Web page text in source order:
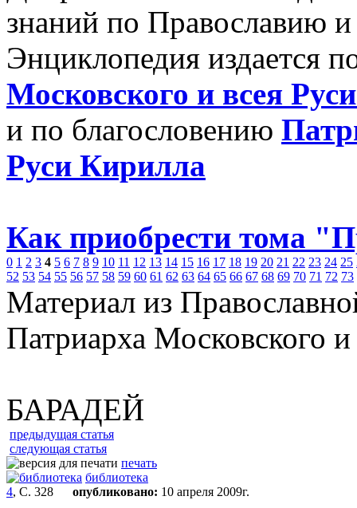
знаний по Православию
Энциклопедия издается
Московского и всея
и по благословению
Руси Кирилла
Как приобрести тома
0 1 2 3 4 5 6 7 8 9 10 11 12 13 14 15 16 17 18 19 20 21 22 23 24 25
52 53 54 55 56 57 58 59 60 61 62 63 64 65 66 67 68 69 70 71 72 73
Материал из
Патриарха Московского
БАРАДЕЙ
предыдущая статья
следующая статья
печать
библиотека
4, С. 328 опубликовано: 10 апреля 2009г.